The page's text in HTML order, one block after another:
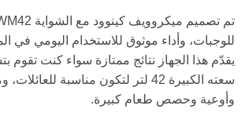
يقدّم هذا الجهاز نتائج ممتازة سواء كنت تقوم
سعته الكبيرة 42 لتر لتكون
وأوعية وحصص طعام كبيرة.